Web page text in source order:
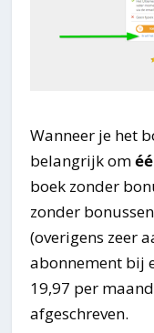
Wanneer je het
belangrijk om
boek zonder
zonder
(overigens zeer
abonnement bij
19,97 per
afgeschreven.